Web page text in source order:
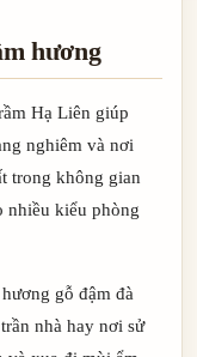
hương
Hạ Liên giúp
nghiêm và nơi
trong không gian
nhiều kiểu phòng
gỗ đậm đà
nhà hay nơi sử